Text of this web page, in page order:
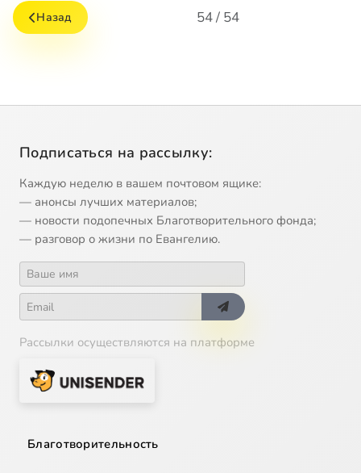
Назад 54 / 54
Подписаться на рассылку:
Каждую неделю в вашем почтовом ящике:
— анонсы лучших материалов;
— новости подопечных Благотворительного фонда;
— разговор о жизни по Евангелию.
Рассылки осуществляются на платформе
Благотворительность